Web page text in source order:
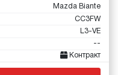
Mazda Biante
CC3FW
L3-VE
--
Контракт